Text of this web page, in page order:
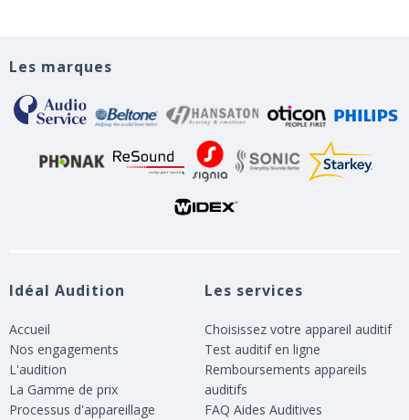
Les marques
Idéal Audition
Accueil
Nos engagements
L'audition
La Gamme de prix
Processus d'appareillage
Les services
Choisissez votre appareil auditif
Test auditif en ligne
Remboursements appareils
auditifs
FAQ Aides Auditives